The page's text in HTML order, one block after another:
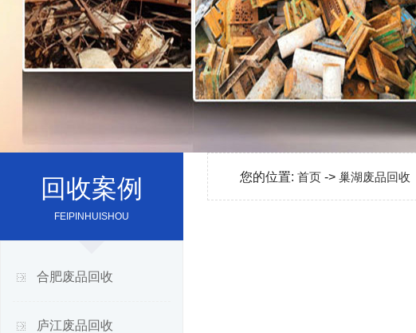
回收案例
FEIPINHUISHOU
合肥废品回收
庐江废品回收
您的位置: 首页 -> 巢湖废品回收